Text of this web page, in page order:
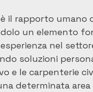
il rapporto umano
un elemento
nel
soluzioni
e le carpenterie
determinata